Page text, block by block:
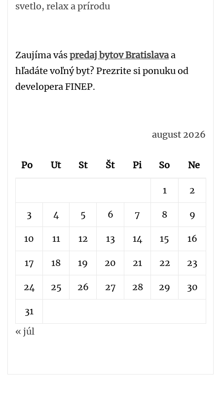
svetlo, relax a prírodu
Zaujíma váspredaj bytov Bratislavaa
hľadáte voľný byt? Prezrite si ponuku od
developera FINEP.
august 2026
Po Ut St Št Pi So Ne
1 2
3 4 5 6 7 8 9
10 11 12 13 14 15 16
17 18 19 20 21 22 23
24 25 26 27 28 29 30
31
« júl